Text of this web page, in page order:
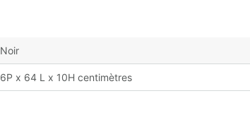
Noir
6P x 64 L x 10H centimètres